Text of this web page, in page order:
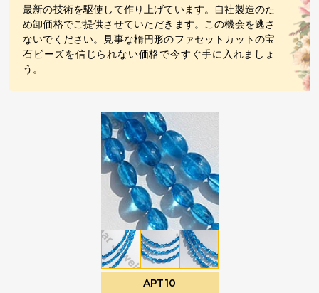
最新の技術を駆使して作り上げています。自社製造のた
め卸価格でご提供させていただきます。この機会を逃さ
ないでください。見事な楕円形のファセットカットの宝
石ビーズを信じられない価格で今すぐ手に入れましょ
う。
APT10